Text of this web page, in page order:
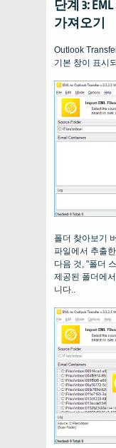
단계 3:
가져오기
Outlook
기본 창이 표시
폴더 찾아보기
파일에서 추출
다음 것, "폴더
제공된 폴더에
니다..